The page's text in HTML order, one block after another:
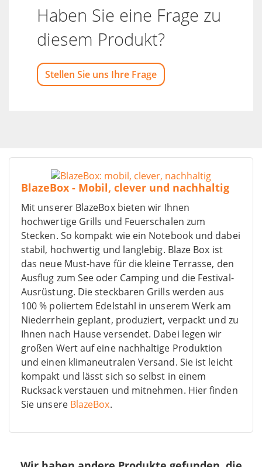
BlazeBox - Mobil, clever und nachhaltig
Mit unserer BlazeBox bieten wir Ihnen
hochwertige Grills und Feuerschalen zum
Stecken. So kompakt wie ein Notebook und dabei
stabil, hochwertig und langlebig. Blaze Box ist
das neue Must-have für die kleine Terrasse, den
Ausflug zum See oder Camping und die Festival-
Ausrüstung. Die steckbaren Grills werden aus
100 % poliertem Edelstahl in unserem Werk am
Niederrhein geplant, produziert, verpackt und zu
Ihnen nach Hause versendet. Dabei legen wir
großen Wert auf eine nachhaltige Produktion
und einen klimaneutralen Versand. Sie ist leicht
kompakt und lässt sich so selbst in einem
Rucksack verstauen und mitnehmen. Hier finden
Sie unsere BlazeBox.
Haben Sie eine Frage zu
diesem Produkt?
Stellen Sie uns Ihre Frage